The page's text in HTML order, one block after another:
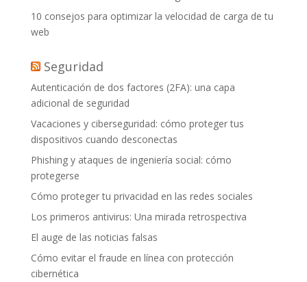
10 consejos para optimizar la velocidad de carga de tu
web
Seguridad
Autenticación de dos factores (2FA): una capa
adicional de seguridad
Vacaciones y ciberseguridad: cómo proteger tus
dispositivos cuando desconectas
Phishing y ataques de ingeniería social: cómo
protegerse
Cómo proteger tu privacidad en las redes sociales
Los primeros antivirus: Una mirada retrospectiva
El auge de las noticias falsas
Cómo evitar el fraude en línea con protección
cibernética